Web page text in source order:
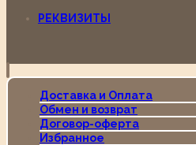
РЕКВИЗИТЫ
Доставка и Оплата
Обмен и возврат
Договор-оферта
Избранное